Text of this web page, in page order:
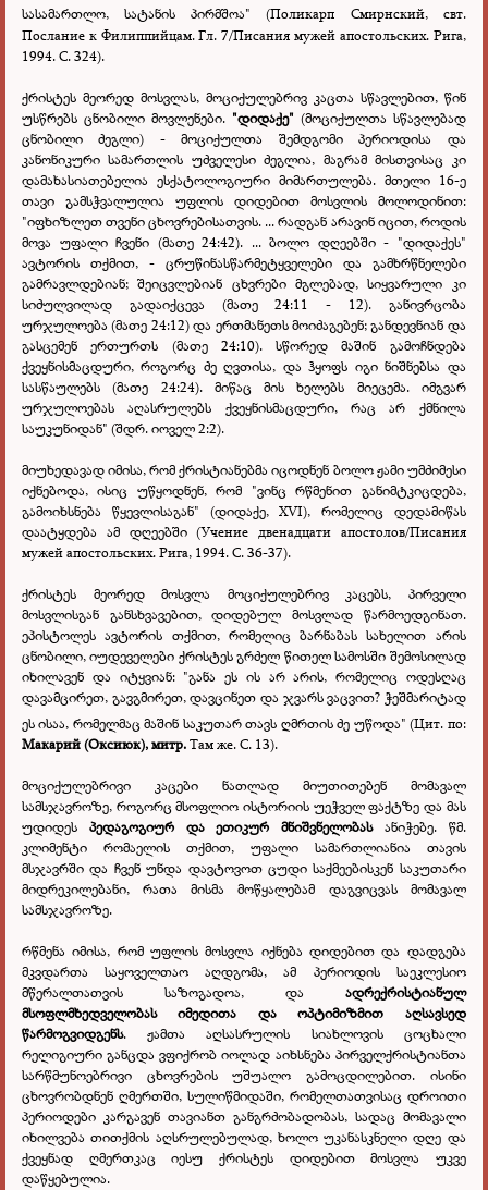
სასამართლო, სატანის პირმშოა"
(Поликарп Смирнский, свт.
Послание к Филиппийцам. Гл. 7/Писания мужей апостольских. Рига,
1994. С. 324).
ქრისტეს მეორედ მოსვლას, მოციქულებრივ კაცთა სწავლებით, წინ
უსწრებს ცნობილი მოვლენები. "დიდაქე" (მოციქულთა სწავლებად
ცნობილი ძეგლი) - მოციქულთა შემდგომი პერიოდისა და
კანონიკური სამართლის უძველესი ძეგლია, მაგრამ მისთვისაც კი
დამახასიათებელია ესქატოლოგიური მიმართულება. მთელი 16-ე
თავი გამსჭვალულია უფლის დიდებით მოსვლის მოლოდინით:
"იფხიზლეთ თვენი ცხოვრებისათვის. ... რადგან არავინ იცით, როდის
მოვა უფალი ჩვენი (მათე 24:42). ... ბოლო დღეებში - "დიდაქეს"
ავტორის თქმით, - ცრუწინასწარმეტყველები და გამხრწნელები
გამრავლდებიან; შეიცვლებიან ცხვრები მგლებად, სიყვარული კი
სიძულვილად გადაიქცევა (მათე 24:11 - 12). განივრცობა
ურჯულოება (მათე 24:12) და ერთმანეთს მოიძაგებენ; განდევნიან და
გასცემენ ერთურთს (მათე 24:10). სწორედ მაშინ გამოჩნდება
ქვეყნისმაცდური, როგორც ძე ღვთისა, და ჰყოფს იგი ნიშნებსა და
სასწაულებს (მათე 24:24). მიწაც მის ხელებს მიეცემა. იმგვარ
ურჯულოებას აღასრულებს ქვეყნისმაცდური, რაც არ ქმნილა
საუკუნიდან" (შდრ. იოველ 2:2).
მიუხედავად იმისა, რომ ქრისტიანებმა იცოდნენ ბოლო ჟამი უმძიმესი
იქნებოდა, ისიც უწყოდნენ, რომ "ვინც რწმენით განიმტკიცდება,
გამოიხსნება წყევლისაგან" (დიდაქე, XVI), რომელიც დედამიწას
დაატყდება ამ დღეებში(Учение двенадцати апостолов/Писания
мужей апостольских. Рига, 1994. С. 36-37).
ქრისტეს მეორედ მოსვლა მოციქულებრივ კაცებს, პირველი
მოსვლისგან განსხვავებით, დიდებულ მოსვლად წარმოედგინათ.
ეპისტოლეს ავტორის თქმით, რომელიც ბარნაბას სახელით არის
ცნობილი, იუდეველები ქრისტეს გრძელ წითელ სამოსში შემოსილად
იხილავენ და იტყვიან: "განა ეს ის არ არის, რომელიც ოდესღაც
დავამცირეთ, გავგმირეთ, დავცინეთ და ჯვარს ვაცვით? ჭეშმარიტად
ეს ისაა, რომელმაც მაშინ საკუთარ თავს ღმრთის ძე უწოდა" (Цит. по:
Макарий (Оксиюк), митр.Там же. С. 13).
მოციქულებრივი კაცები ნათლად მიუთითებენ მომავალ
სამსჯავროზე, როგორც მსოფლიო ისტორიის უეჭველ ფაქტზე და მას
უდიდეს პედაგოგიურ და ეთიკურ მნიშვნელობას ანიჭებე. წმ.
კლიმენტი რომაელის თქმით, უფალი სამართლიანია თავის
მსჯავრში და ჩვენ უნდა დავტოვოთ ცუდი საქმეებისკენ საკუთარი
მიდრეკილებანი, რათა მისმა მოწყალებამ დაგვიცვას მომავალ
სამსჯავროზე.
რწმენა იმისა, რომ უფლის მოსვლა იქნება დიდებით და დადგება
მკვდართა საყოველთაო აღდგომა, ამ პერიოდის საეკლესიო
მწერალთათვის საზოგადოა, და ადრექრისტიანულ
მსოფლმხედველობას იმედითა და ოპტიმიზმით აღსავსედ
წარმოგვიდგენს.
ჟამთა აღსასრულის სიახლოვის ცოცხალი
რელიგიური განცდა ვფიქრობ იოლად აიხსნება პირველქრისტიანთა
სარწმუნოებრივი ცხოვრების უშუალო გამოცდილებით. ისინი
ცხოვრობდნენ ღმერთში, სულიწმიდაში, რომელთათვისაც დროითი
პერიოდები კარგავენ თავიანთ განგრძობადობას, სადაც მომავალი
იხილვება თითქმის აღსრულებულად, ხოლო უკანასკნელი დღე და
ქვეყნად ღმერთკაც იესუ ქრისტეს დიდებით მოსვლა უკვე
დაწყებულია.